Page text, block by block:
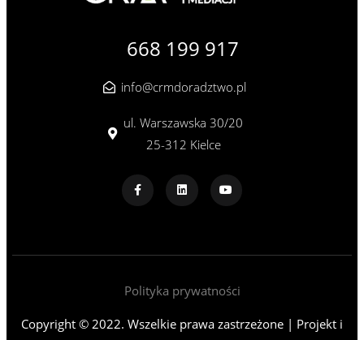
668 199 917
info@crmdoradztwo.pl
ul. Warszawska 30/20
25-312 Kielce
Copyright © 2022. Wszelkie prawa zastrzeżone | Projekt i
Polityka prywatności